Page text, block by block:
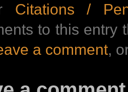
Citations /
to this entry
a comment,